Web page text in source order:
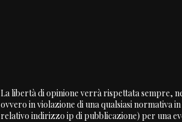
La libertà di opinione verrà rispettata sempre,
ovvero in violazione di una qualsiasi normativa
relativo indirizzo ip di pubblicazione) per una